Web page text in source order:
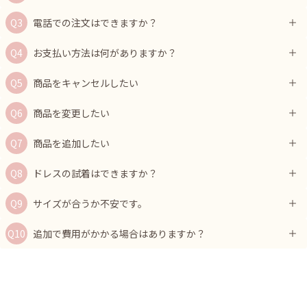
電話での注文はできますか？
お支払い方法は何がありますか？
商品をキャンセルしたい
商品を変更したい
商品を追加したい
ドレスの試着はできますか？
サイズが合うか不安です。
追加で費用がかかる場合はありますか？